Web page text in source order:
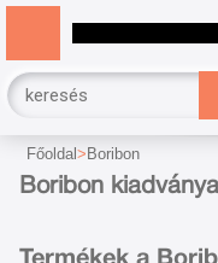
Főoldal Boribon
Boribon